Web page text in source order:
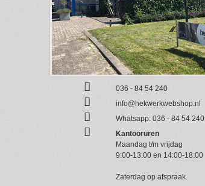
036 - 84 54 240
info@hekwerkwebshop.nl
Whatsapp: 036 - 84 54 240
Kantooruren
Maandag t/m vrijdag
9:00-13:00 en 14:00-18:00
Zaterdag op afspraak.